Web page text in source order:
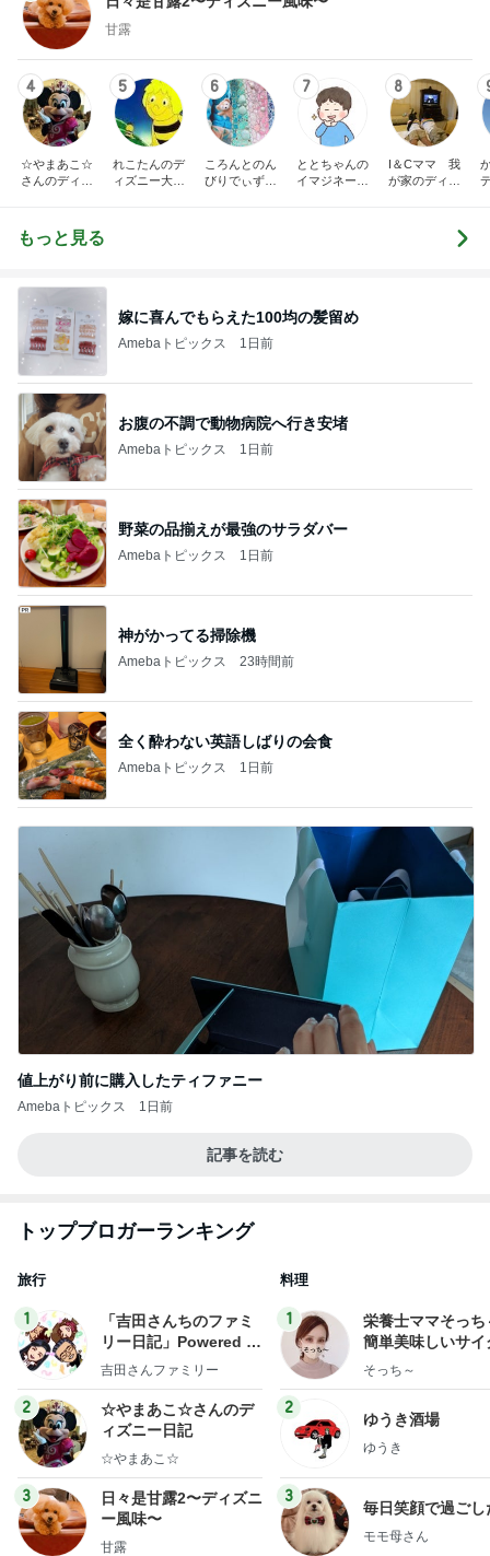
甘露
4
☆やまあこ☆
さんのディズ
5
れこたんのデ
ィズニー大好
6
ころんとのん
びりでぃず日
7
ととちゃんの
イマジネーシ
8
I＆Cママ 我
が家のディズ
もっと見る
嫁に喜んでもらえた100均の髪留め
Amebaトピックス 1日前
お腹の不調で動物病院へ行き安堵
Amebaトピックス 1日前
野菜の品揃えが最強のサラダバー
Amebaトピックス 1日前
神がかってる掃除機
Amebaトピックス 23時間前
全く酔わない英語しばりの会食
Amebaトピックス 1日前
値上がり前に購入したティファニー
Amebaトピックス 1日前
記事を読む
トップブロガーランキング
旅行
1
「吉田さんちのファミ
リー日記」Powered b
y Ameba 吉田さんファ
ログ
吉田さんファミリー
2
☆やまあこ☆さんのデ
ィズニー日記
☆やまあこ☆
3
日々是甘露2〜ディズニ
ー風味〜
甘露
料理
1
栄養士ママそっち
簡単美味しいサイ
献立
そっち～
2
ゆうき酒場
ゆうき
3
毎日笑顔で過ごし
モモ母さん